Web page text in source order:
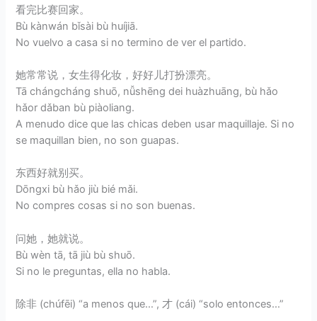
看完比赛回家。
Bù kànwán bǐsài bù huíjiā.
No vuelvo a casa si no termino de ver el partido.
她常常说，女生得化妆，好好儿打扮漂亮。
Tā chángcháng shuō, nǚshēng dei huàzhuāng, bù hǎo
hǎor dǎban bù piàoliang.
A menudo dice que las chicas deben usar maquillaje. Si no
se maquillan bien, no son guapas.
东西好就别买。
Dōngxi bù hǎo jiù bié mǎi.
No compres cosas si no son buenas.
问她，她就说。
Bù wèn tā, tā jiù bù shuō.
Si no le preguntas, ella no habla.
除非 (chúfēi) “a menos que…”, 才 (cái) “solo entonces…”